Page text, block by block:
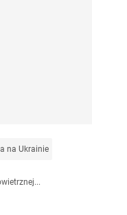
na Ukrainie